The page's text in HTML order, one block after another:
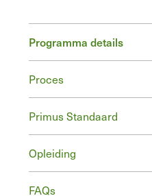
Programma details
Proces
Primus Standaard
Opleiding
FAQs